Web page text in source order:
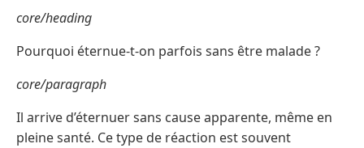
core/heading
Pourquoi éternue-t-on parfois sans être malade ?
core/paragraph
Il arrive d’éternuer sans cause apparente, même en
pleine santé. Ce type de réaction est souvent